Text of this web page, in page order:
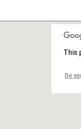
This
Do